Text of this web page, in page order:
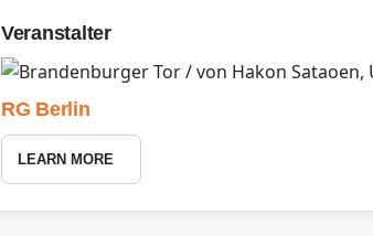
Veranstalter
RG Berlin
LEARN MORE